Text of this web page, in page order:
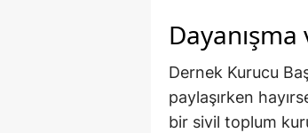
Dayanışma
Dernek Kurucu
paylaşırken
bir sivil toplum